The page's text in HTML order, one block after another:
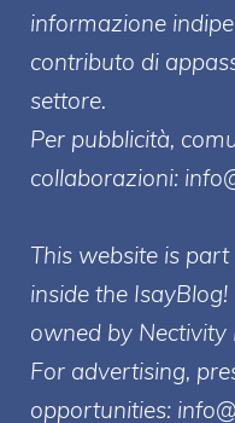
informazione
contributo di
settore.
Per pubblicità,
collaborazioni:
This website is part
inside the
owned by Nectivity
For advertising,
opportunities: